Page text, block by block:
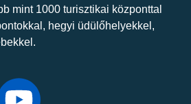
mint 1000 turisztikai központtal
hegyi üdülőhelyekkel,